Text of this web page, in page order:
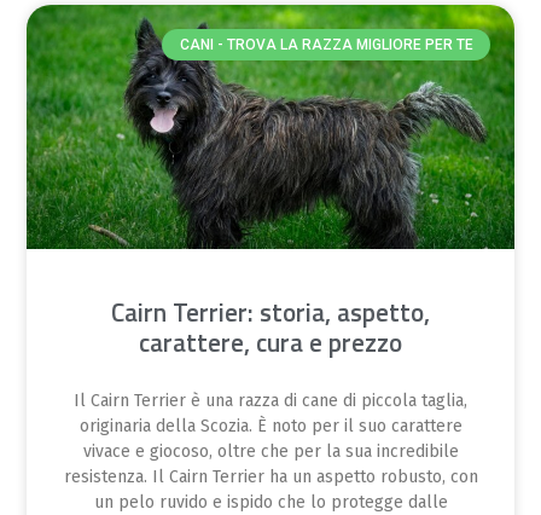
CANI - TROVA LA RAZZA MIGLIORE PER TE
Cairn Terrier: storia, aspetto,
carattere, cura e prezzo
Il Cairn Terrier è una razza di cane di piccola taglia,
originaria della Scozia. È noto per il suo carattere
vivace e giocoso, oltre che per la sua incredibile
resistenza. Il Cairn Terrier ha un aspetto robusto, con
un pelo ruvido e ispido che lo protegge dalle